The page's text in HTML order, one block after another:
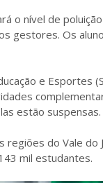
o nível de
gestores. Os
e Esportes
estão suspensas.
do Vale do
mil estudantes.